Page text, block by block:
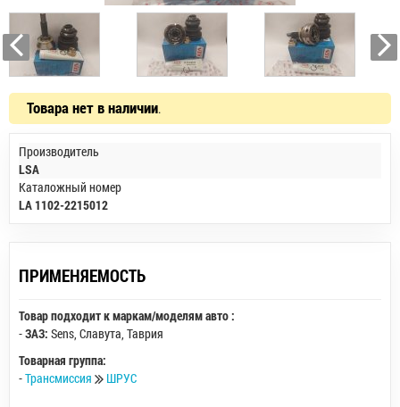
Товара нет в наличии.
Производитель
LSA
Каталожный номер
LA 1102-2215012
ПРИМЕНЯЕМОСТЬ
Товар подходит к маркам/моделям авто :
-ЗАЗ: Sens Славута Таврия
Товарная группа:
-Трансмиссия ШРУС